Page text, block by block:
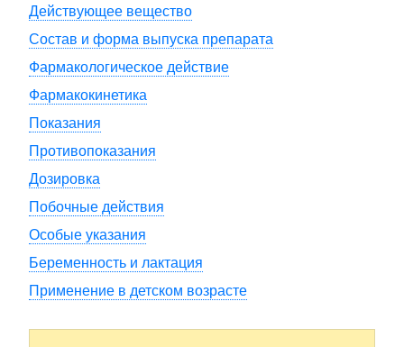
Действующее вещество
Состав и форма выпуска препарата
Фармакологическое действие
Фармакокинетика
Показания
Противопоказания
Дозировка
Побочные действия
Особые указания
Беременность и лактация
Применение в детском возрасте